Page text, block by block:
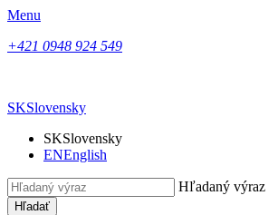
Menu
+421 0948 924 549
SKSlovensky
SKSlovensky
ENEnglish
Hľadaný výraz
Hľadať